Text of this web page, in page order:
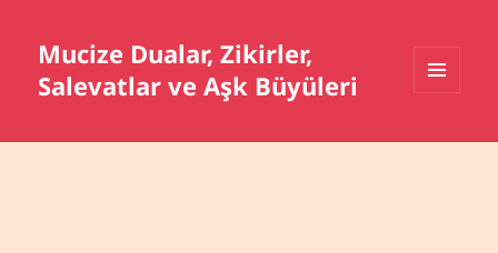
Mucize Dualar, Zikirler,
Salevatlar ve Aşk Büyüleri
BILEŞENLER